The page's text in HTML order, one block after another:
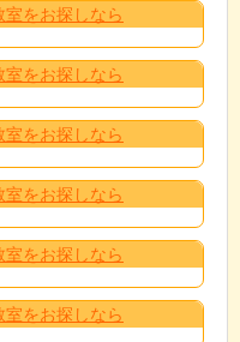
をお探しなら
をお探しなら
をお探しなら
をお探しなら
をお探しなら
をお探しなら